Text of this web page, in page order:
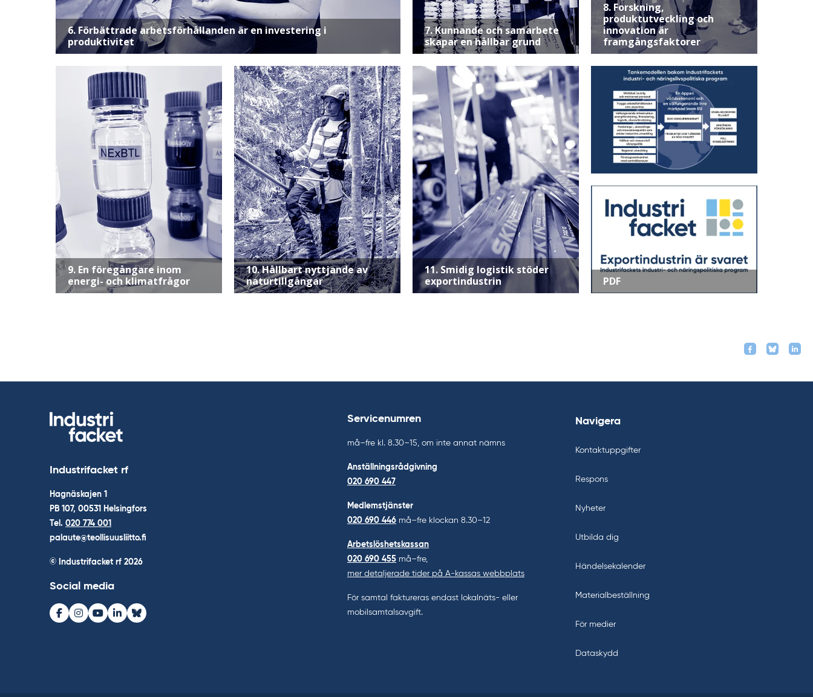
6. Förbättrade arbetsförhållanden är en investering i
produktivitet
7. Kunnande och samarbete
skapar en hållbar grund
8. Forskning,
produktutveckling och
innovation är
framgångsfaktorer
9. En föregångare inom
energi- och klimatfrågor
10. Hållbart nyttjande av
naturtillgångar
11. Smidig logistik stöder
exportindustrin
PDF
Industrifacket rf
Hagnäskajen 1
PB 107, 00531 Helsingfors
Tel. 020 774 001
palaute@teollisuusliitto.fi
© Industrifacket rf 2026
Social media
Facebook
Instagram
Youtube
LinkedInBluesky
Servicenumren
må–fre kl. 8.30–15, om inte annat nämns
Anställningsrådgivning
020 690 447
Medlemstjänster
020 690 446 må–fre klockan 8.30–12
Arbetslöshetskassan
020 690 455 må–fre,
mer detaljerade tider på A-kassas webbplats
För samtal faktureras endast lokalnäts- eller
mobilsamtalsavgift.
Navigera
Kontaktuppgifter
Respons
Nyheter
Utbilda dig
Händelsekalender
Materialbeställning
För medier
Dataskydd